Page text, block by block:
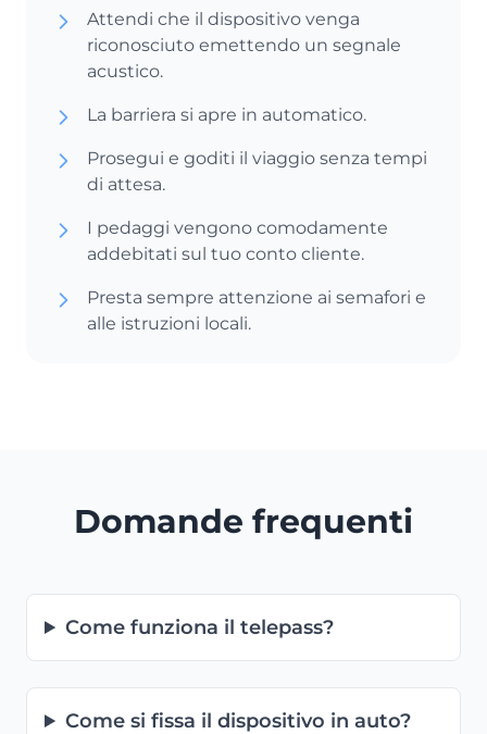
Attendi che il dispositivo venga
riconosciuto emettendo un segnale
acustico.
La barriera si apre in automatico.
Prosegui e goditi il viaggio senza tempi
di attesa.
I pedaggi vengono comodamente
addebitati sul tuo conto cliente.
Presta sempre attenzione ai semafori e
alle istruzioni locali.
Domande frequenti
Come funziona il telepass?
Come si fissa il dispositivo in auto?